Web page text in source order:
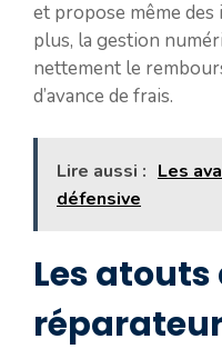
et propose même
plus, la gestion
nettement le
d’avance de frais.
Lire aussi : Les
défensive
Les